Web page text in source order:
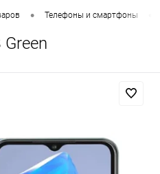
• Телефоны и смартфоны